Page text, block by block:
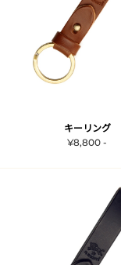
キーリング
¥8,800 -